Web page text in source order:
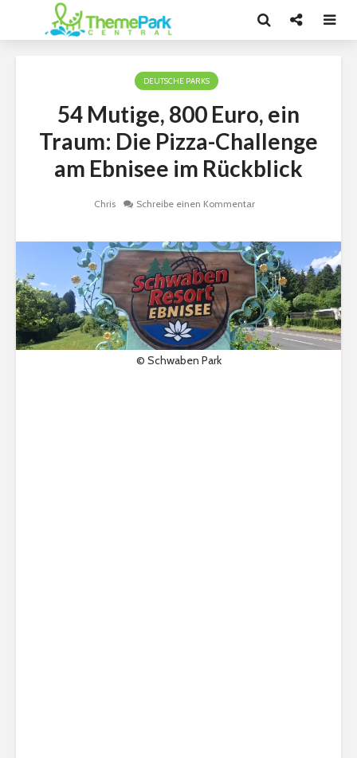
DEUTSCHE PARKS
54 Mutige, 800 Euro, ein
Traum: Die Pizza-Challenge
am Ebnisee im Rückblick
Chris Schreibe einen Kommentar
© Schwaben Park